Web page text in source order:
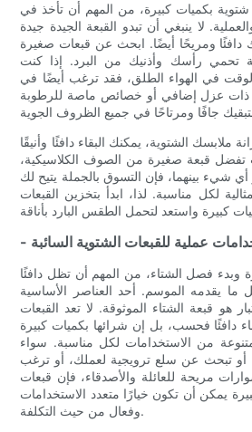
بكميات كبيرة، من المهم أن تأخذ في
لا ينبغي أن تبدو القبعة الجيدة جيدة
ومريحًا أيضًا. ابحث عن قبعات صغيرة
تحمي رأسك وأذنيك من البرد. إذا كنت
في الهواء الطلق، فقد ترغب أيضًا في
ذات عزل إضافي أو خصائص ماصة للرطوبة
ملابسك الشتوية، يمكنك البقاء دافئًا وأنيقًا
قبعة صغيرة من الصوف الكلاسيكية،
شيء بينهما، فإن التسوق بالجملة يتيح لك
لكل مناسبة. لذا، ابدأ بتخزين القبعات
عملية للقبعات الشتوية السائبة
وبدء فصل الشتاء، من المهم أن تظل دافئًا
ما يقدمه الموسم. أحد العناصر الأساسية
هو قبعة الشتاء الموثوقة. لا تعد القبعات
دافئًا فحسب، بل إن شرائها بكميات كبيرة
من الاستخدامات لكل مناسبة. سواء
تبحث عن سلع ترويجية لعملك، أو ترغب
مريحة للعائلة والأصدقاء، فإن قبعات
يمكن أن تكون خيارًا متعدد الاستخدامات
وفعال من حيث التكلفة.